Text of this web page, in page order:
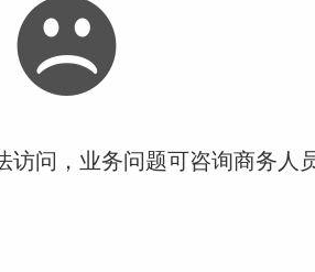
访问，业务问题可咨询商务人